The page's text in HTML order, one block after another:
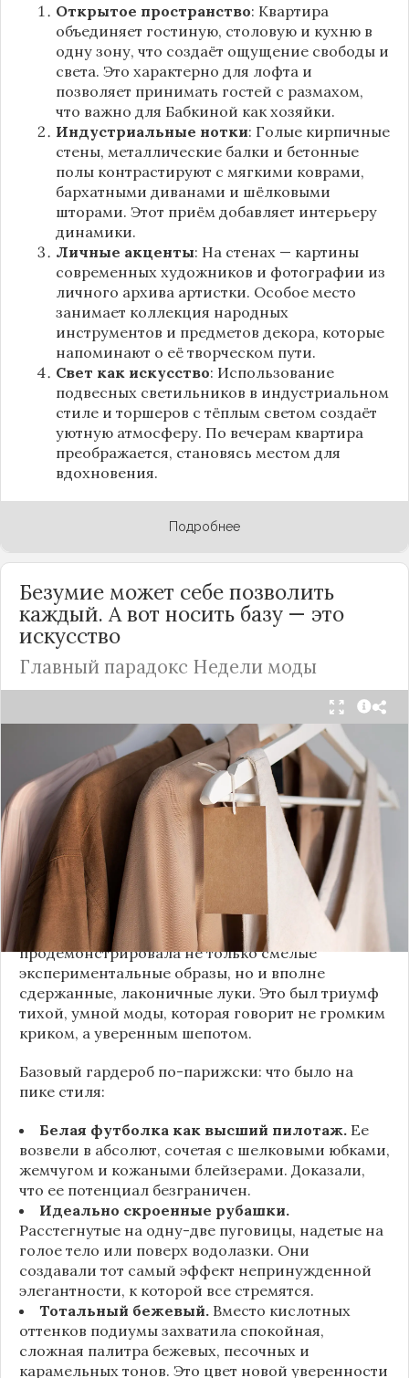
Открытое пространство: Квартира
объединяет гостиную, столовую и кухню в
одну зону, что создаёт ощущение свободы и
света. Это характерно для лофта и
позволяет принимать гостей с размахом,
что важно для Бабкиной как хозяйки.
Индустриальные нотки: Голые кирпичные
стены, металлические балки и бетонные
полы контрастируют с мягкими коврами,
бархатными диванами и шёлковыми
шторами. Этот приём добавляет интерьеру
динамики.
Личные акценты: На стенах — картины
современных художников и фотографии из
личного архива артистки. Особое место
занимает коллекция народных
инструментов и предметов декора, которые
напоминают о её творческом пути.
Свет как искусство: Использование
подвесных светильников в индустриальном
стиле и торшеров с тёплым светом создаёт
уютную атмосферу. По вечерам квартира
преображается, становясь местом для
вдохновения.
Подробнее
Безумие может себе позволить
каждый. А вот носить базу — это
искусство
Главный парадокс Недели моды
Принято считать, что Неделя моды в Париже —
это исключительно про безумные тренды, на
которые обычный человек посмотрит с
недоумением. Но самый интересный тренд этого
сезона был обращен к реальной жизни. Показы
доказали: истинная роскошь и мастерство стиля
заключаются не в эпатаже, а в виртуозном
владении базовыми вещами.
Как тонко подметила автор канала «Деловая
косметичка», завершившаяся неделя моды
продемонстрировала не только смелые
экспериментальные образы, но и вполне
сдержанные, лаконичные луки. Это был триумф
тихой, умной моды, которая говорит не громким
криком, а уверенным шепотом.
Базовый гардероб по-парижски: что было на
пике стиля:
Белая футболка как высший пилотаж. Ее
возвели в абсолют, сочетая с шелковыми юбками,
жемчугом и кожаными блейзерами. Доказали,
что ее потенциал безграничен.
Идеально скроенные рубашки.
Расстегнутые на одну-две пуговицы, надетые на
голое тело или поверх водолазки. Они
создавали тот самый эффект непринужденной
элегантности, к которой все стремятся.
Тотальный бежевый. Вместо кислотных
оттенков подиумы захватила спокойная,
сложная палитра бежевых, песочных и
карамельных тонов. Это цвет новой уверенности